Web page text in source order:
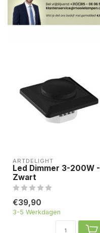
ARTDELIGHT
Led Dimmer 3-200W -
Zwart
€39,90
3-5 Werkdagen